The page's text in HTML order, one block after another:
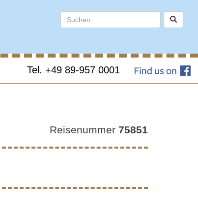
Tel. +49 89-957 0001
Reisenummer 75851